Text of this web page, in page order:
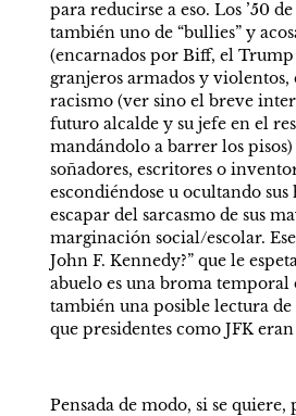
para reducirse a eso. Los ’50
también uno de “bullies” y
(encarnados por Biff, el
granjeros armados y
racismo (ver sino el breve
futuro alcalde y su jefe en el
mandándolo a barrer los
soñadores, escritores o
escondiéndose u ocultando sus
escapar del sarcasmo de sus
marginación social/escolar.
John F. Kennedy?” que le
abuelo es una broma
también una posible lectura de
que presidentes como JFK
Pensada de modo, si se